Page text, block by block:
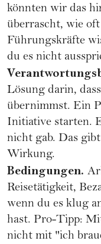
könnten wir das
überrascht, wie
Führungskräfte
du es nicht
Lösung darin,
übernimmst. Ein
Initiative starten.
nicht gab. Das
Wirkung.
Bedingungen.
Reisetätigkeit,
wenn du es klug
hast. Pro-Tipp:
nicht mit "ich